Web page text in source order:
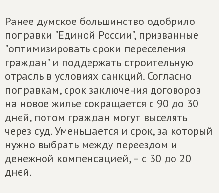
Ранее думское большинство одобрило
поправки "Единой России", призванные
"оптимизировать сроки переселения
граждан" и поддержать строительную
отрасль в условиях санкций. Согласно
поправкам, срок заключения договоров
на новое жилье сокращается с 90 до 30
дней, потом граждан могут выселять
через суд. Уменьшается и срок, за который
нужно выбрать между переездом и
денежной компенсацией, – с 30 до 20
дней.